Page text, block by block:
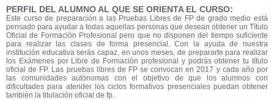
PERFIL DEL ALUMNO AL QUE SE ORIENTA EL CURSO:
Este curso de preparación a las Pruebas Libres de FP de grado medio está
pensado para ayudar a todas aquellas personas que desean obtener un Título
Oficial de Formación Profesional pero que no disponen del tiempo suficiente
para realizar las clases de forma presencial. Con la ayuda de nuestra
institución educativa serás capaz, en unos meses, de prepararte para realizar
los Exámenes por Libre de Formación profesional y podrás obtener tu título
oficial de FP. Las pruebas libres de FP se convocan en 2017 y cada año por
las comunidades autónomas con el objetivo de que los alumnos con
dificultades para atender los ciclos formativos presenciales puedan obtener
también la titulación oficial de fp.